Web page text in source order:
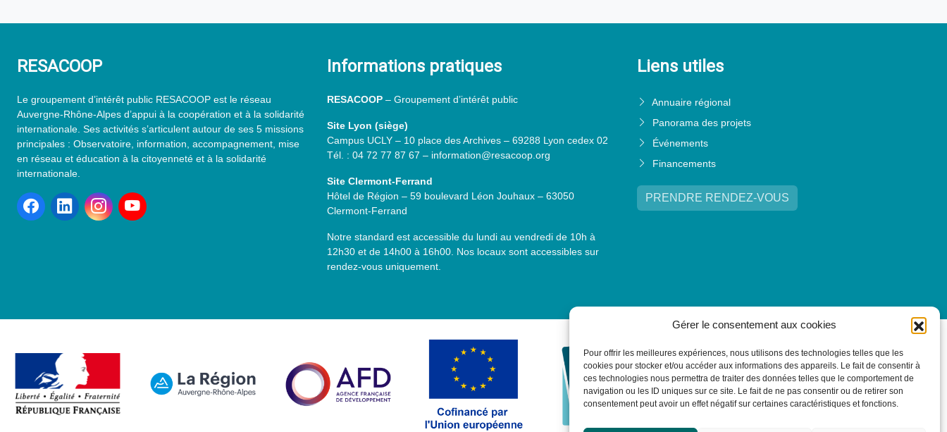
Gérer le consentement aux cookies
Pour offrir les meilleures expériences, nous utilisons des technologies telles que les
cookies pour stocker et/ou accéder aux informations des appareils. Le fait de consentir à
ces technologies nous permettra de traiter des données telles que le comportement de
navigation ou les ID uniques sur ce site. Le fait de ne pas consentir ou de retirer son
consentement peut avoir un effet négatif sur certaines caractéristiques et fonctions.
RESACOOP
Le groupement d’intérêt public RESACOOP est le réseau
Auvergne-Rhône-Alpes d’appui à la coopération et à la solidarité
internationale. Ses activités s’articulent autour de ses 5 missions
principales : Observatoire, information, accompagnement, mise
en réseau et éducation à la citoyenneté et à la solidarité
internationale.
Informations pratiques
RESACOOP – Groupement d’intérêt public
Site Lyon (siège)
Campus UCLY – 10 place des Archives – 69288 Lyon cedex 02
Tél. : 04 72 77 87 67 – information@resacoop.org
Site Clermont-Ferrand
Hôtel de Région – 59 boulevard Léon Jouhaux – 63050
Clermont-Ferrand
Notre standard est accessible du lundi au vendredi de 10h à
12h30 et de 14h00 à 16h00. Nos locaux sont accessibles sur
rendez-vous uniquement.
Liens utiles
Annuaire régional
Panorama des projets
Événements
Financements
PRENDRE RENDEZ-VOUS